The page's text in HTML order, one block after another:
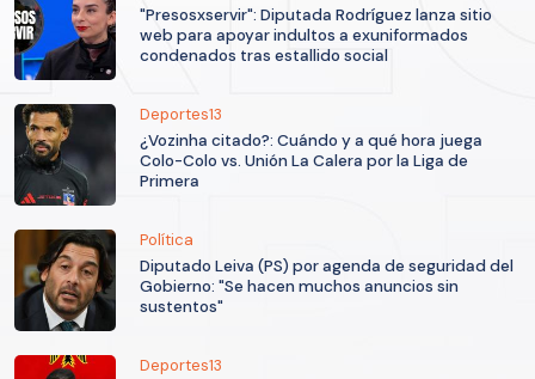
"Presosxservir": Diputada Rodríguez lanza sitio
web para apoyar indultos a exuniformados
condenados tras estallido social
Deportes13
¿Vozinha citado?: Cuándo y a qué hora juega
Colo-Colo vs. Unión La Calera por la Liga de
Primera
Política
Diputado Leiva (PS) por agenda de seguridad del
Gobierno: "Se hacen muchos anuncios sin
sustentos"
Deportes13